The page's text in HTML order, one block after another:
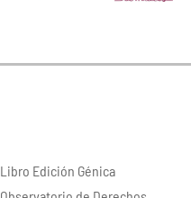
Libro Edición Génica